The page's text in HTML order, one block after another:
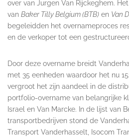
over van Jurgen Van Rijckeghem.
van Baker Tilly Belgium (BTB) en Van
begeleidden het overnameproces
en de verkoper tot een
Door deze overname breidt
met 35 eenheden waardoor het nu
vergroot het zijn aandeel in de
portfolio-overname van belangrijke
Israel en Van Marcke. In de lijst van
transportbedrijven stond de
Transport Vanderhasselt, Isocom